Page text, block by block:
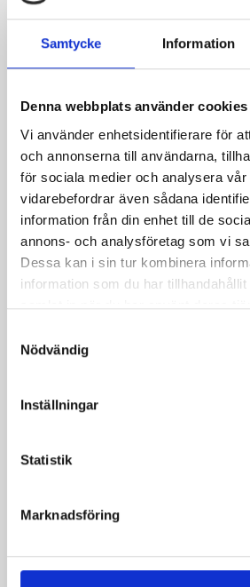
Samtycke Information
Denna webbplats använder cookies
Vi använder enhetsidentifierare för
och annonserna till användarna,
för sociala medier och analysera
vidarebefordrar även sådana
information från din enhet till de
annons- och analysföretag som vi
Dessa kan i sin tur kombinera
information som du har
samlat in när du har använt deras
Nödvändig
Inställningar
Statistik
Marknadsföring
Guldgrävargryta
Kycklinggryta med